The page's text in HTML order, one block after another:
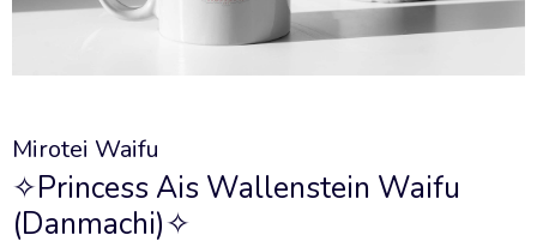
Mirotei Waifu
✧Princess Ais Wallenstein Waifu
(Danmachi)✧